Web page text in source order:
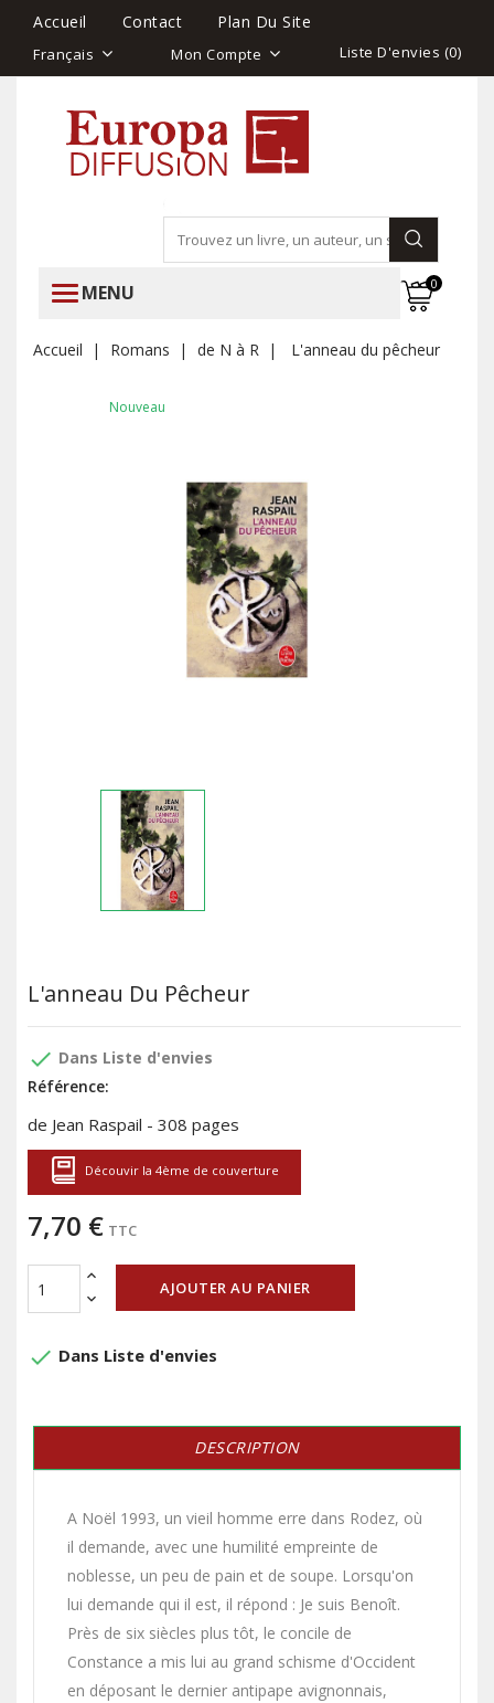
Accueil Contact Plan Du Site
Français Mon Compte Liste D'envies (0)
MENU 0
Accueil Romans de N à R L'anneau du pêcheur
Nouveau
L'anneau Du Pêcheur
done Dans Liste d'envies
Référence:
de Jean Raspail - 308 pages
Découvir la 4ème de couverture
7,70 € TTC
AJOUTER AU PANIER
done Dans Liste d'envies
DESCRIPTION
A Noël 1993, un vieil homme erre dans Rodez, où
il demande, avec une humilité empreinte de
noblesse, un peu de pain et de soupe. Lorsqu'on
lui demande qui il est, il répond : Je suis Benoît.
Près de six siècles plus tôt, le concile de
Constance a mis lui au grand schisme d'Occident
en déposant le dernier antipape avignonnais,